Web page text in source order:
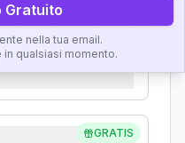
GRATIS
Gratuito
nella tua email.
qualsiasi momento.